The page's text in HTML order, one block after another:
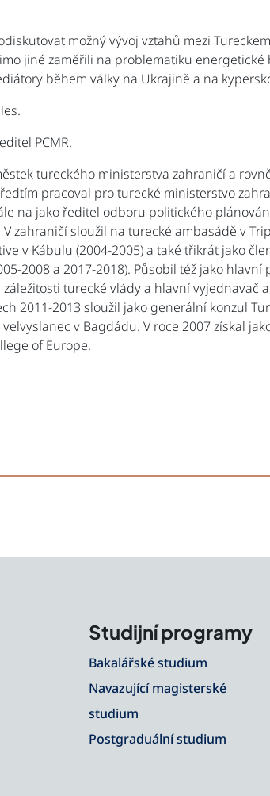
možný vývoj vztahů mezi
jiné zaměřili na problematiku energetické
během války na Ukrajině a na
PCMR.
tureckého ministerstva zahraničí a
pracoval pro turecké ministerstvo
na jako ředitel odboru politického
zahraničí sloužil na turecké ambasádě v
v Kábulu (2004-2005) a také třikrát jako
2008 a 2017-2018). Působil též jako hlavní
turecké vlády a hlavní vyjednavač
2011-2013 sloužil jako generální konzul
v Bagdádu. V roce 2007 získal
of Europe.
Studijní programy
Bakalářské studium
Navazující magisterské
studium
Postgraduální studium